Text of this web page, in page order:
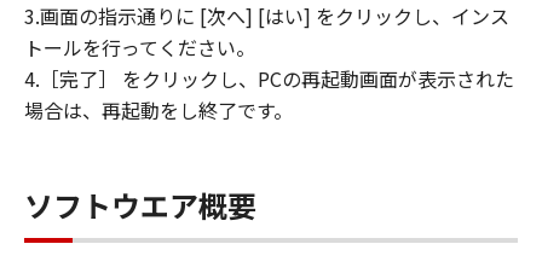
3.画面の指示通りに [次へ] [はい] をクリックし、インス
トールを行ってください。
4.［完了］ をクリックし、PCの再起動画面が表示された
場合は、再起動をし終了です。
ソフトウエア概要